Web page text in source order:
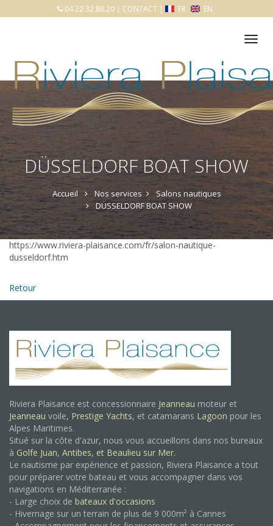
04.22.32.88.20 | CONTACT | FR EN
DÜSSELDORF BOAT SHOW
Accueil Nos services
Salons nautiques
DÜSSELDORF BOAT SHOW
https://www.riviera-plaisance.com/fr/salon-nautique-
dusseldorf.htm
Retour
Riviera Plaisance est concessionnaire Jeanneau moteur et
Jeanneau voile, Prestige Yachts, et catamarans Lagoon pour les
Alpes Maritimes.
Situé sur la côte d'azur, nous vous accueillons dans nos bureaux
à Golfe Juan, Antibes, et Beaulieu sur Mer.
Le nautisme par expérience et passion, Riviera Plaisance a tout
pour préparer votre bateau et vous accompagner dans vos
navigations en Méditerranée :
- Large choix de bateaux d'occasions
- Hivernage sur un terrain de plus de 9 000m² à Cannes